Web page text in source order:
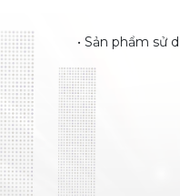
• Sản phẩm sử